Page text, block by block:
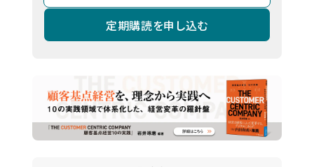
定期購読を申し込む